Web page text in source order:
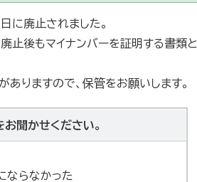
に廃止されました。
止後もマイナンバーを証明する書類と
りますので、保管をお願いします。
聞かせください。
ならなかった